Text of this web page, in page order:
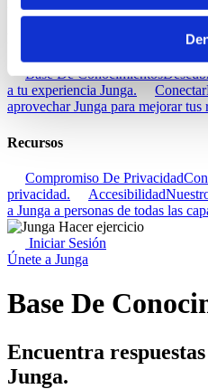
Base De Conocimientos
a tu experiencia Junga.
Conectar
aprovechar Junga para mejorar tus
Recursos
Compromiso De Privacidad
privacidad.
Accesibilidad
a Junga a personas de todas las
Iniciar Sesión
Únete a Junga
Base De
Encuentra
Junga.